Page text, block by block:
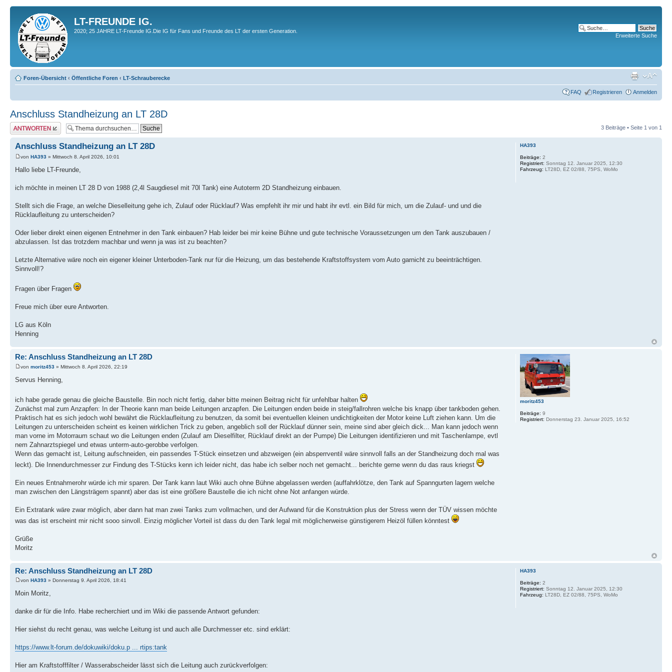
LT-FREUNDE IG.
2020; 25 JAHRE LT-Freunde IG.Die IG für Fans und Freunde des LT der ersten Generation.
Erweiterte Suche
Foren-Übersicht ‹ Öffentliche Foren ‹ LT-Schrauberecke
FAQ Registrieren Anmelden
Anschluss Standheizung an LT 28D
Antwort erstellen 3 Beiträge • Seite 1 von 1
Anschluss Standheizung an LT 28D
von HA393 » Mittwoch 8. April 2026, 10:01
Hallo liebe LT-Freunde,
ich möchte in meinen LT 28 D von 1988 (2,4l Saugdiesel mit 70l Tank) eine Autoterm 2D Standheizung einbauen.
Stellt sich die Frage, an welche Dieselleitung gehe ich, Zulauf oder Rücklauf? Was empfehlt ihr mir und habt ihr evtl. ein Bild für mich, um die Zulauf- und und die
Rücklaufleitung zu unterscheiden?
Oder lieber direkt einen eigenen Entnehmer in den Tank einbauen? Hab leider bei mir keine Bühne und gute technische Voraussetzungen um den Tank auszubauen /
abzulassen. Ist das trotzdem machbar und wenn ja was ist zu beachten?
Letzte Alternative wäre noch ein eigener kleiner Unterboden-Tank nur für die Heizung, um das bestehende Kraftstoffsystem vom Auto garnicht zu beeinträchtigen.
Sinnvoll!?
Fragen über Fragen
Freue mich über eure Antworten.
LG aus Köln
Henning
HA393
Beiträge: 2
Registriert: Sonntag 12. Januar 2025, 12:30
Fahrzeug: LT28D, EZ 02/88, 75PS, WoMo
Re: Anschluss Standheizung an LT 28D
von moritz453 » Mittwoch 8. April 2026, 22:19
Servus Henning,
ich habe gerade genau die gleiche Baustelle. Bin noch nicht fertig, daher bitte meinen Beitrag nicht für unfehlbar halten
Zunächst mal zum Anzapfen: In der Theorie kann man beide Leitungen anzapfen. Die Leitungen enden beide in steig/fallrohren welche bis knapp über tankboden gehen.
Praktisch hat es sich jedoch wohl bewährt die Rücklaufleitung zu benutzen, da somit bei eventuellen kleinen undichtigkeiten der Motor keine Luft ziehen kann. Um die
Leitungen zu unterscheiden scheint es keinen wirklichen Trick zu geben, angeblich soll der Rücklauf dünner sein, meine sind aber gleich dick... Man kann jedoch wenn
man vorne im Motorraum schaut wo die Leitungen enden (Zulauf am Dieselfilter, Rücklauf direkt an der Pumpe) Die Leitungen identifizieren und mit Taschenlampe, evtl
nem Zahnarztspiegel und etwas unterm-auto-gerobbe verfolgen.
Wenn das gemacht ist, Leitung aufschneiden, ein passendes T-Stück einsetzen und abzweigen (ein absperrventil wäre sinnvoll falls an der Standheizung doch mal was
leckt). Die Innendurchmesser zur Findung des T-Stücks kenn ich leider nicht, das habe ich selber noch net gemacht... berichte gerne wenn du das raus kriegst
Ein neues Entnahmerohr würde ich mir sparen. Der Tank kann laut Wiki auch ohne Bühne abgelassen werden (auffahrklötze, den Tank auf Spanngurten lagern welche
man zwischen den Längsträgern spannt) aber das ist eine größere Baustelle die ich nicht ohne Not anfangen würde.
Ein Extratank wäre zwar möglich, aber dann hat man zwei Tanks zum vollmachen, und der Aufwand für die Konstruktion plus der Stress wenn der TÜV wissen möchte
was das ist erscheint mir nicht sooo sinvoll. Einzig möglicher Vorteil ist dass du den Tank legal mit möglicherweise günstigerem Heizöl füllen könntest
Grüße
Moritz
moritz453
Beiträge: 9
Registriert: Donnerstag 23. Januar 2025, 16:52
Re: Anschluss Standheizung an LT 28D
von HA393 » Donnerstag 9. April 2026, 18:41
Moin Moritz,
danke dir für die Info. Habe recherchiert und im Wiki die passende Antwort gefunden:
Hier siehst du recht genau, was welche Leitung ist und auch alle Durchmesser etc. sind erklärt:
https://www.lt-forum.de/dokuwiki/doku.p ... rtips:tank
Hier am Kraftstofffilter / Wasserabscheider lässt sich die Leitung auch zurückverfolgen:
HA393
Beiträge: 2
Registriert: Sonntag 12. Januar 2025, 12:30
Fahrzeug: LT28D, EZ 02/88, 75PS, WoMo